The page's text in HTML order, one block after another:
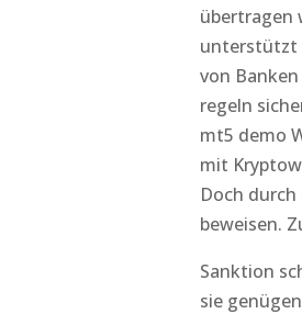
übertragen
unterstützt
von
regeln
mt5 demo
mit
Doch
beweisen.
Sanktion
sie